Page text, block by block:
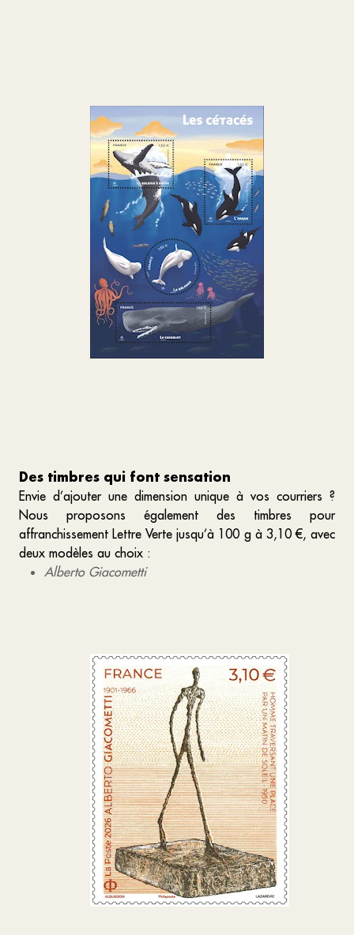
Des timbres qui font sensation
Envie d’ajouter une dimension unique à vos courriers ?
Nous proposons également des timbres pour
affranchissement Lettre Verte jusqu’à 100 g à 3,10 €, avec
deux modèles au choix :
Alberto Giacometti